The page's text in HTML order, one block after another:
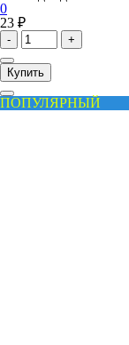
0
23 ₽
- +
Купить
ПОПУЛЯРНЫЙ